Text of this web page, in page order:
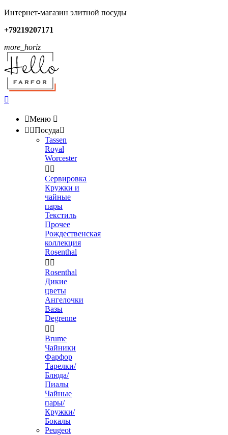
Интернет-магазин элитной посуды
+79219207171
more_horiz

Меню 
 Посуда
Tassen
Royal
Worcester
 
Сервировка
Кружки и
чайные
пары
Текстиль
Прочее
Рождественская
коллекция
Rosenthal
 
Rosenthal
Дикие
цветы
Ангелочки
Вазы
Degrenne
 
Brume
Чайники
Фарфор
Тарелки/
Блюда/
Пиалы
Чайные
пары/
Кружки/
Бокалы
Peugeot